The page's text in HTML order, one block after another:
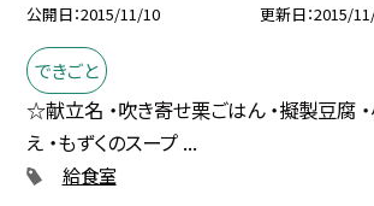
公開日 2015/11/10 更新日 2015/
できごと
☆献立名 ・吹き寄せ栗ごはん ・擬製豆腐
え ・もずくのスープ ...
給食室